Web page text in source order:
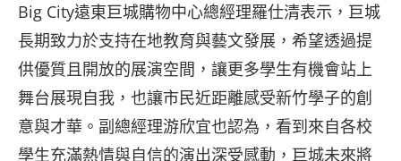
Big City遠東巨城購物中心總經理羅仕清表示，巨城
長期致力於支持在地教育與藝文發展，希望透過提
供優質且開放的展演空間，讓更多學生有機會站上
舞台展現自我，也讓市民近距離感受新竹學子的創
意與才華。副總經理游欣宜也認為，看到來自各校
學生充滿熱情與自信的演出深受感動，巨城未來將